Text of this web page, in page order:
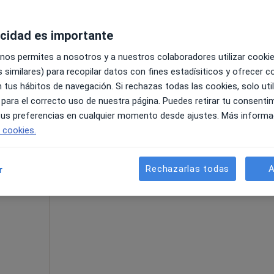
de Duero, Valladolid, en zonas cercanas a tu
La reserva de cita online no está
Pedir una cita
es importante
permites a nosotros y a nuestros colaboradores utilizar
similares) para recopilar datos con fines estadísiticos y ofrecer
tus hábitos de navegación. Si rechazas todas las cookies, solo
el correcto uso de nuestra página. Puedes retirar tu
preferencias en cualquier momento desde ajustes. Más
Rechazarlas todas